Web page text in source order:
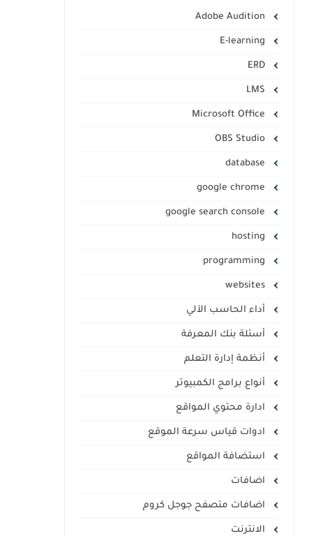
ERD
OBS Studio
websites
أداء الحاسب الآلي
أسئلة بنك المعرفة
أنظمة إدارة التعلم
أنواع برامج الكمبيوتر
ادارة محتوي المواقع
ادوات قياس سرعة الموقع
استضافة المواقع
اضافات
اضافات متصفح جوجل كروم
الانترنت